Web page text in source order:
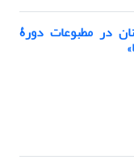
در مطبوعات دورۀ